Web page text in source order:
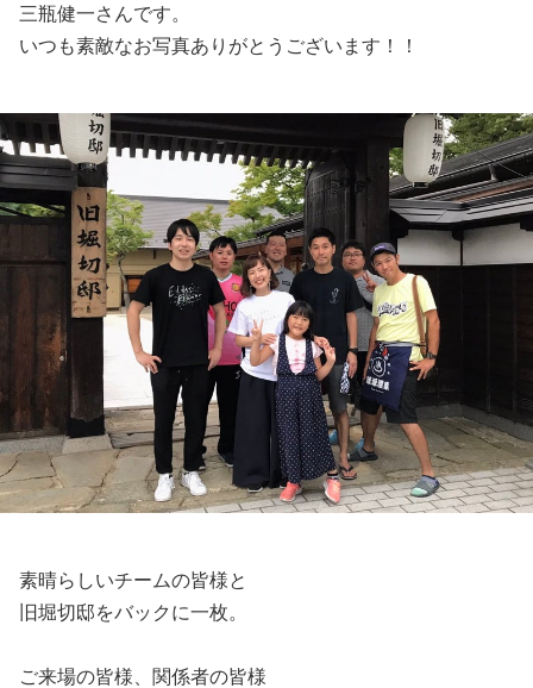
三瓶健一さんです。
いつも素敵なお写真ありがとうございます！！
素晴らしいチームの皆様と
旧堀切邸をバックに一枚。
ご来場の皆様、関係者の皆様